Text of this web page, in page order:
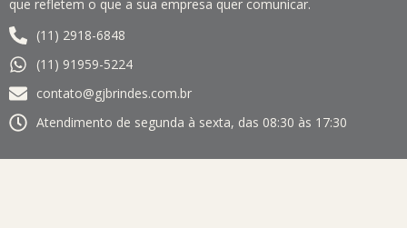
que refletem o que a sua empresa quer comunicar.
(11) 2918-6848
(11) 91959-5224
contato@gjbrindes.com.br
Atendimento de segunda à sexta, das 08:30 às 17:30